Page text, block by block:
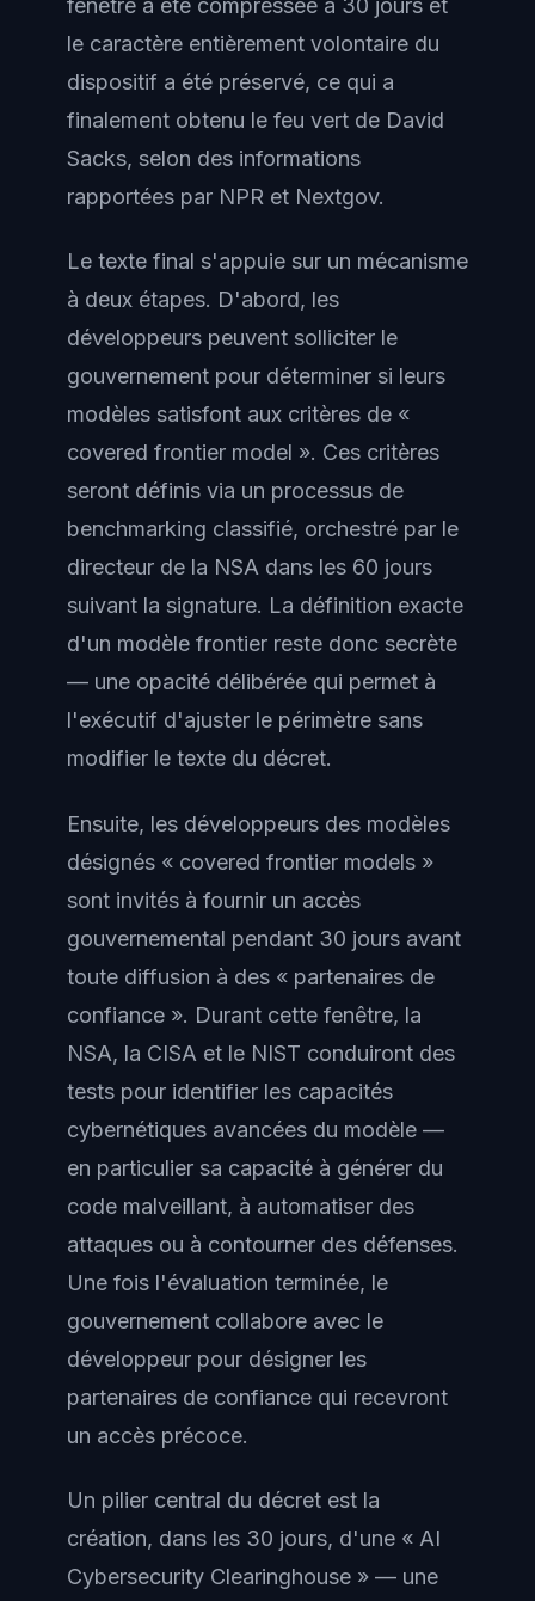
le caractère entièrement volontaire du
dispositif a été préservé, ce qui a
finalement obtenu le feu vert de David
Sacks, selon des informations
rapportées par NPR et Nextgov.
Le texte final s'appuie sur un mécanisme
à deux étapes. D'abord, les
développeurs peuvent solliciter le
gouvernement pour déterminer si leurs
modèles satisfont aux critères de «
covered frontier model ». Ces critères
seront définis via un processus de
benchmarking classifié, orchestré par le
directeur de la NSA dans les 60 jours
suivant la signature. La définition exacte
d'un modèle frontier reste donc secrète
— une opacité délibérée qui permet à
l'exécutif d'ajuster le périmètre sans
modifier le texte du décret.
Ensuite, les développeurs des modèles
désignés « covered frontier models »
sont invités à fournir un accès
gouvernemental pendant 30 jours avant
toute diffusion à des « partenaires de
confiance ». Durant cette fenêtre, la
NSA, la CISA et le NIST conduiront des
tests pour identifier les capacités
cybernétiques avancées du modèle —
en particulier sa capacité à générer du
code malveillant, à automatiser des
attaques ou à contourner des défenses.
Une fois l'évaluation terminée, le
gouvernement collabore avec le
développeur pour désigner les
partenaires de confiance qui recevront
un accès précoce.
Un pilier central du décret est la
création, dans les 30 jours, d'une « AI
Cybersecurity Clearinghouse » — une